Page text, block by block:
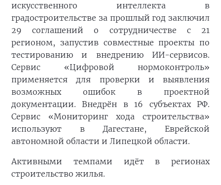
искусственного интеллекта в
градостроительстве за прошлый год заключил
29 соглашений о сотрудничестве с 21
регионом, запустив совместные проекты по
тестированию и внедрению ИИ-сервисов.
Сервис «Цифровой нормоконтроль»
применяется для проверки и выявления
возможных ошибок в проектной
документации. Внедрён в 16 субъектах РФ.
Сервис «Мониторинг хода строительства»
используют в Дагестане, Еврейской
автономной области и Липецкой области.
Активными темпами идёт в регионах
строительство жилья.